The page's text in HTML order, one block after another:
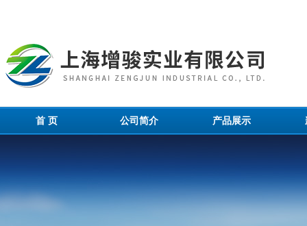
首 页 公司简介 产品展示